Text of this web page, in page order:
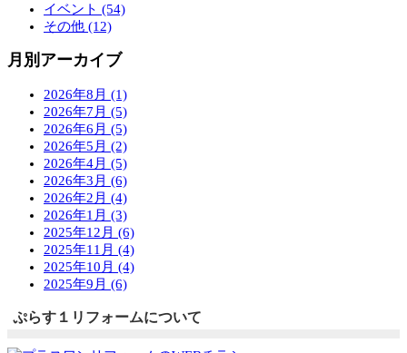
イベント (54)
その他 (12)
月別アーカイブ
2026年8月 (1)
2026年7月 (5)
2026年6月 (5)
2026年5月 (2)
2026年4月 (5)
2026年3月 (6)
2026年2月 (4)
2026年1月 (3)
2025年12月 (6)
2025年11月 (4)
2025年10月 (4)
2025年9月 (6)
ぷらす１リフォームについて